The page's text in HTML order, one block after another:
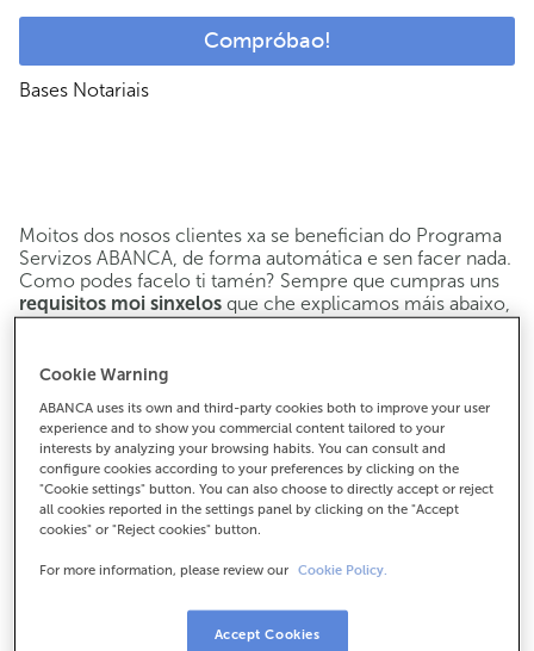
Compróbao!
Bases Notariais
Moitos dos nosos clientes xa se benefician do Programa
Servizos ABANCA, de forma automática e sen facer nada.
Como podes facelo ti tamén? Sempre que cumpras uns
requisitos moi sinxelos que che explicamos máis abaixo,
administración de contas, transferencias, retiradas en
a nosa forma de agradecer a túa confianza. Pola nosa
banda, mantemos o noso compromiso de seguir
traballando co obxectivo de ofrecer o mellor servizo e a
maior calidade a todos os nosos clientes.
Cookie Warning
ABANCA uses its own and third-party cookies both to improve your user
experience and to show you commercial content tailored to your
interests by analyzing your browsing habits. You can consult and
configure cookies according to your preferences by clicking on the
"Cookie settings" button. You can also choose to directly accept or reject
all cookies reported in the settings panel by clicking on the "Accept
cookies" or "Reject cookies" button.
For more information, please review our Cookie Policy.
Accept Cookies